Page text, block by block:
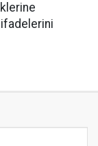
ifadelerini